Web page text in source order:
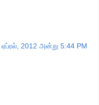
ஏப்ரல், 2012 அன்று 5:44 PM